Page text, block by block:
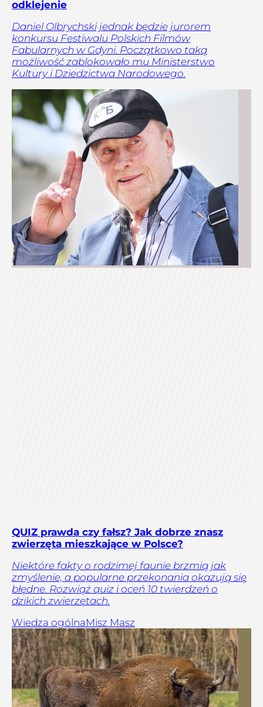
odklejenie
Daniel Olbrychski jednak będzie jurorem
konkursu Festiwalu Polskich Filmów
Fabularnych w Gdyni. Początkowo taką
możliwość zablokowało mu Ministerstwo
Kultury i Dziedzictwa Narodowego.
QUIZ prawda czy fałsz? Jak dobrze znasz
zwierzęta mieszkające w Polsce?
Niektóre fakty o rodzimej faunie brzmią jak
zmyślenie, a popularne przekonania okazują się
błędne. Rozwiąż quiz i oceń 10 twierdzeń o
dzikich zwierzętach.
Wiedza ogólnaMisz Masz